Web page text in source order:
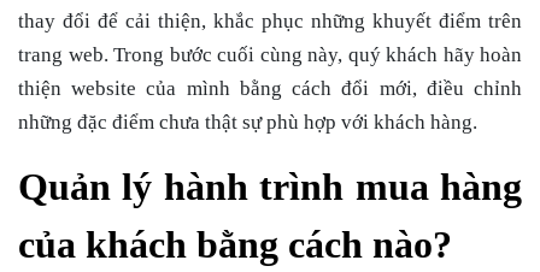
thay đổi để cải thiện, khắc phục những khuyết điểm trên
trang web. Trong bước cuối cùng này, quý khách hãy hoàn
thiện website của mình bằng cách đổi mới, điều chỉnh
những đặc điểm chưa thật sự phù hợp với khách hàng.
Quản lý hành trình mua hàng
của khách bằng cách nào?